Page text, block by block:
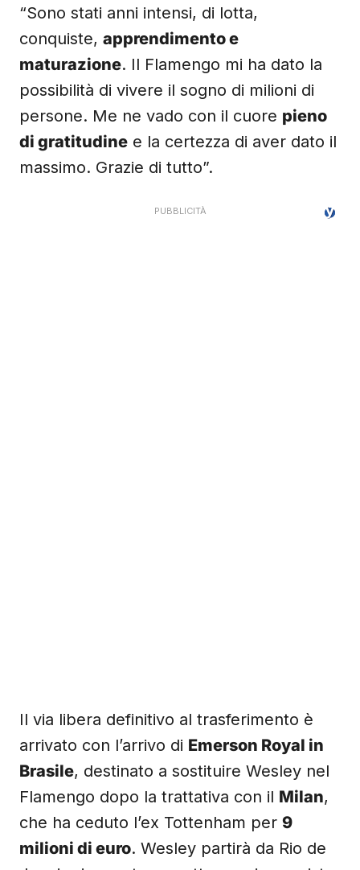
“Sono stati anni intensi, di lotta,
conquiste, apprendimento e
maturazione. Il Flamengo mi ha dato la
possibilità di vivere il sogno di milioni di
persone. Me ne vado con il cuore pieno
di gratitudine e la certezza di aver dato il
massimo. Grazie di tutto”.
Il via libera definitivo al trasferimento è
arrivato con l’arrivo di Emerson Royal in
Brasile, destinato a sostituire Wesley nel
Flamengo dopo la trattativa con il Milan,
che ha ceduto l’ex Tottenham per 9
milioni di euro. Wesley partirà da Rio de